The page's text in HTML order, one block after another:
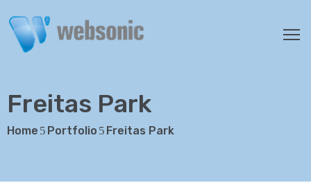
ORÇAMENTO
Freitas Park
Home Portfolio Freitas Park